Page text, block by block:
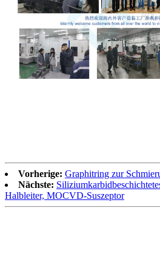
Vorherige: Graphitring zur
Nächste:
Halbleiter, MOCVD-Suszeptor